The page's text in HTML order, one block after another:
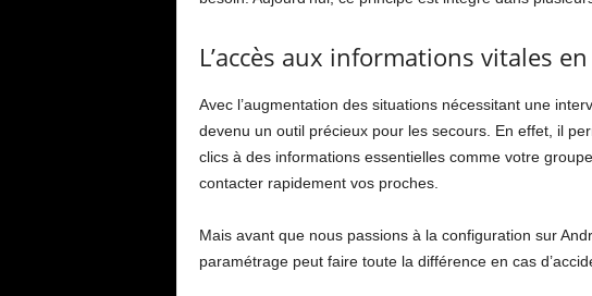
L’accès aux informations vitales
Avec l’augmentation des situations nécessitant une
devenu un outil précieux pour les secours. En effet, il
clics à des informations essentielles comme votre
contacter rapidement vos proches.
Mais avant que nous passions à la configuration sur
paramétrage peut faire toute la différence en cas